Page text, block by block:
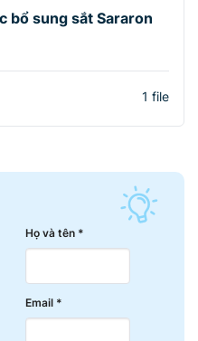
bổ sung sắt Sararon
1 file
Họ và tên *
Email *